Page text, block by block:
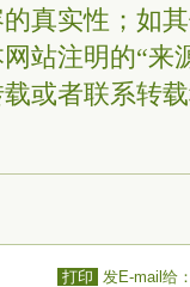
真实性；如
站注明的“来
或者联系转
打印 发E-mail给